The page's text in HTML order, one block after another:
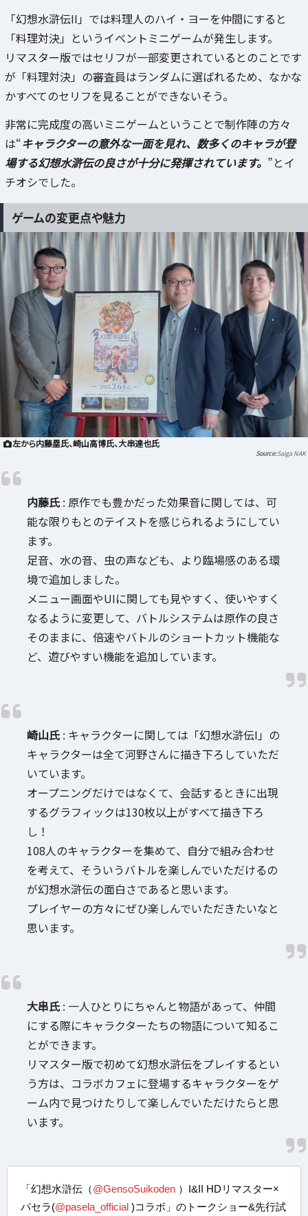
「幻想水滸伝II」では料理人のハイ・ヨーを仲間にすると
「料理対決」というイベントミニゲームが発生します。
リマスター版ではセリフが一部変更されているとのことです
が「料理対決」の審査員はランダムに選ばれるため、なかな
かすべてのセリフを見ることができないそう。
非常に完成度の高いミニゲームということで制作陣の方々
は“キャラクターの意外な一面を見れ、数多くのキャラが登
場する幻想水滸伝の良さが十分に発揮されています。 ”とイ
チオシでした。
ゲームの変更点や魅力
左から内藤塁氏、崎山高博氏、大串達也氏
Saiga NAK
内藤氏 : 原作でも豊かだった効果音に関しては、可
能な限りもとのテイストを感じられるようにしてい
ます。
足音、水の音、虫の声なども、より臨場感のある環
境で追加しました。
メニュー画面やUIに関しても見やすく、使いやすく
なるように変更して、バトルシステムは原作の良さ
そのままに、倍速やバトルのショートカット機能な
ど、遊びやすい機能を追加しています。
崎山氏 : キャラクターに関しては「幻想水滸伝I」の
キャラクターは全て河野さんに描き下ろしていただ
いています。
オープニングだけではなくて、会話するときに出現
するグラフィックは130枚以上がすべて描き下ろ
し！
108人のキャラクターを集めて、自分で組み合わせ
を考えて、そういうバトルを楽しんでいただけるの
が幻想水滸伝の面白さであると思います。
プレイヤーの方々にぜひ楽しんでいただきたいなと
思います。
大串氏 : 一人ひとりにちゃんと物語があって、仲間
にする際にキャラクターたちの物語について知るこ
とができます。
リマスター版で初めて幻想水滸伝をプレイするとい
う方は、コラボカフェに登場するキャラクターをゲ
ーム内で見つけたりして楽しんでいただけたらと思
います。
「幻想水滸伝（@GensoSuikoden ）I&II HDリマスター×
パセラ(@pasela_official )コラボ」のトークショー&先行試